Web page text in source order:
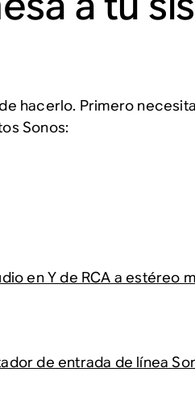
hacerlo. Primero
Sonos:
en Y de RCA a estéreo
de entrada de línea